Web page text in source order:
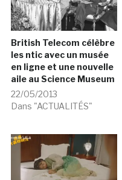
British Telecom célèbre
les ntic avec un musée
en ligne et une nouvelle
aile au Science Museum
22/05/2013
Dans "ACTUALITÉS"